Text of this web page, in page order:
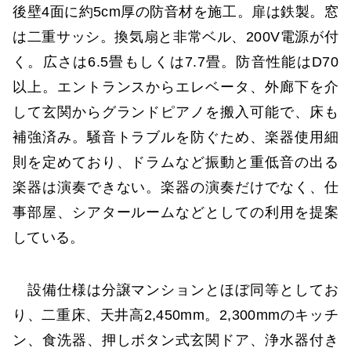
後壁4面に約5cm厚の防音材を施工。扉は鉄製。窓
は二重サッシ。換気扇と非常ベル、200V電源が付
く。広さは6.5畳もしくは7.7畳。防音性能はD70
以上。エントランスからエレベータ、外廊下を介
して玄関からグランドピアノを搬入可能で、床も
補強済み。騒音トラブルを防ぐため、楽器使用細
則を定めており、ドラムなど振動と重低音の出る
楽器は演奏できない。楽器の演奏だけでなく、仕
事部屋、シアタールームなどとしての利用を提案
している。
設備仕様は分譲マンションとほぼ同等としてお
り、二重床、天井高2,450mm。2,300mmのキッチ
ン、食洗器、押しボタン式玄関ドア、浄水器付き